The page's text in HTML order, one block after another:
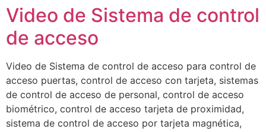
Video de Sistema de control
de acceso
Video de Sistema de control de acceso para control de
acceso puertas, control de acceso con tarjeta, sistemas
de control de acceso de personal, control de acceso
biométrico, control de acceso tarjeta de proximidad,
sistema de control de acceso por tarjeta magnética,